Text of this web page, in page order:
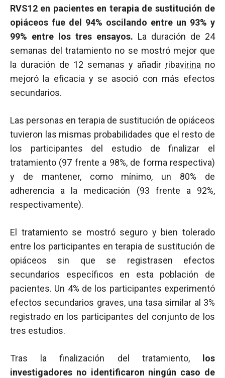
RVS12 en pacientes en terapia de sustitución de
opiáceos fue del 94% oscilando entre un 93% y
99% entre los tres ensayos. La duración de 24
semanas del tratamiento no se mostró mejor que
la duración de 12 semanas y añadir ribavirina no
mejoró la eficacia y se asoció con más efectos
secundarios.
Las personas en terapia de sustitución de opiáceos
tuvieron las mismas probabilidades que el resto de
los participantes del estudio de finalizar el
tratamiento (97 frente a 98%, de forma respectiva)
y de mantener, como mínimo, un 80% de
adherencia a la medicación (93 frente a 92%,
respectivamente).
El tratamiento se mostró seguro y bien tolerado
entre los participantes en terapia de sustitución de
opiáceos sin que se registrasen efectos
secundarios específicos en esta población de
pacientes. Un 4% de los participantes experimentó
efectos secundarios graves, una tasa similar al 3%
registrado en los participantes del conjunto de los
tres estudios.
Tras la finalización del tratamiento,
los
investigadores no identificaron ningún caso de